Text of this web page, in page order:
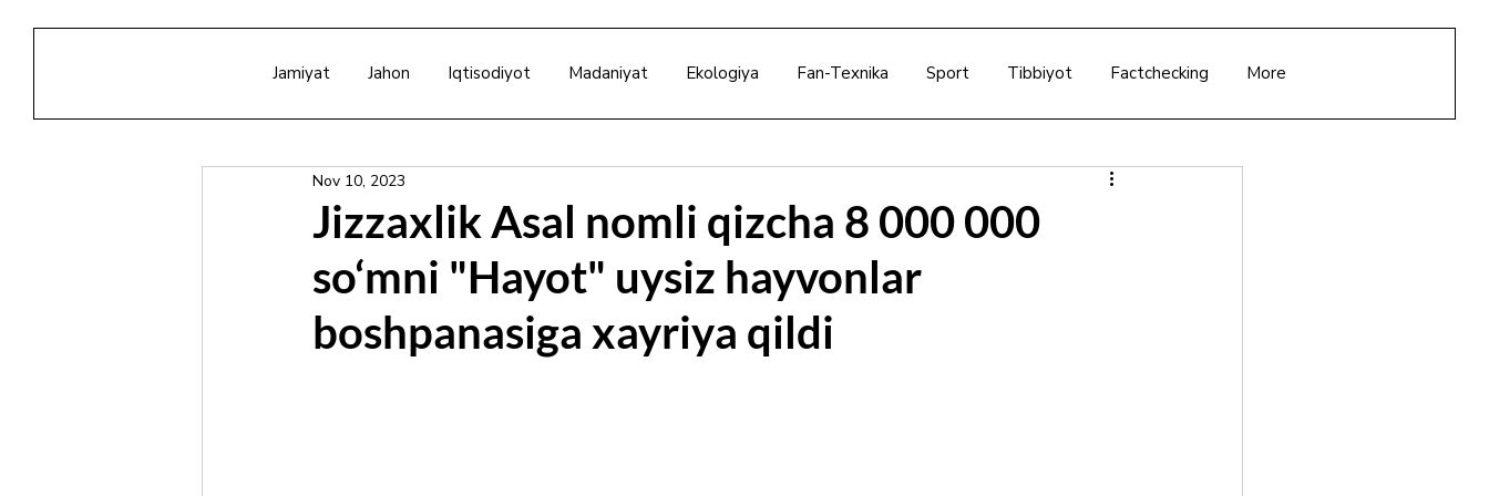
Jamiyat Jahon Iqtisodiyot Madaniyat Ekologiya Fan-Texnika Sport Tibbiyot Factchecking More
Jizzaxlik Asal nomli qizcha 8 000 000
so‘mni "Hayot" uysiz hayvonlar
boshpanasiga xayriya qildi
Nov 10, 2023